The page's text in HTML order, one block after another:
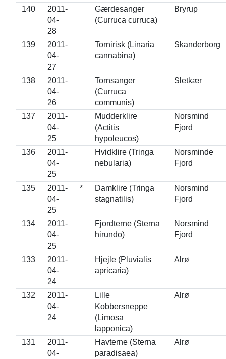
140
2011-
04-
28
Gærdesanger
(Curruca curruca)
Bryrup
139
2011-
04-
27
Tornirisk (Linaria
cannabina)
Skanderborg
138
2011-
04-
26
Tornsanger
(Curruca
communis)
Sletkær
137
2011-
04-
25
Mudderklire
(Actitis
hypoleucos)
Norsmind
Fjord
136
2011-
04-
25
Hvidklire (Tringa
nebularia)
Norsminde
Fjord
135
2011-
04-
25
*
Damklire (Tringa
stagnatilis)
Norsmind
Fjord
134
2011-
04-
25
Fjordterne (Sterna
hirundo)
Norsmind
Fjord
133
2011-
04-
24
Hjejle (Pluvialis
apricaria)
Alrø
132
2011-
04-
24
Lille
Kobbersneppe
(Limosa
lapponica)
Alrø
131
2011-
04-
Havterne (Sterna
paradisaea)
Alrø